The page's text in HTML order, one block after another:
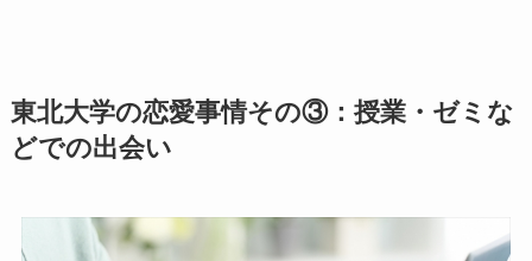
東北大学の恋愛事情その③：授業・ゼミな
どでの出会い